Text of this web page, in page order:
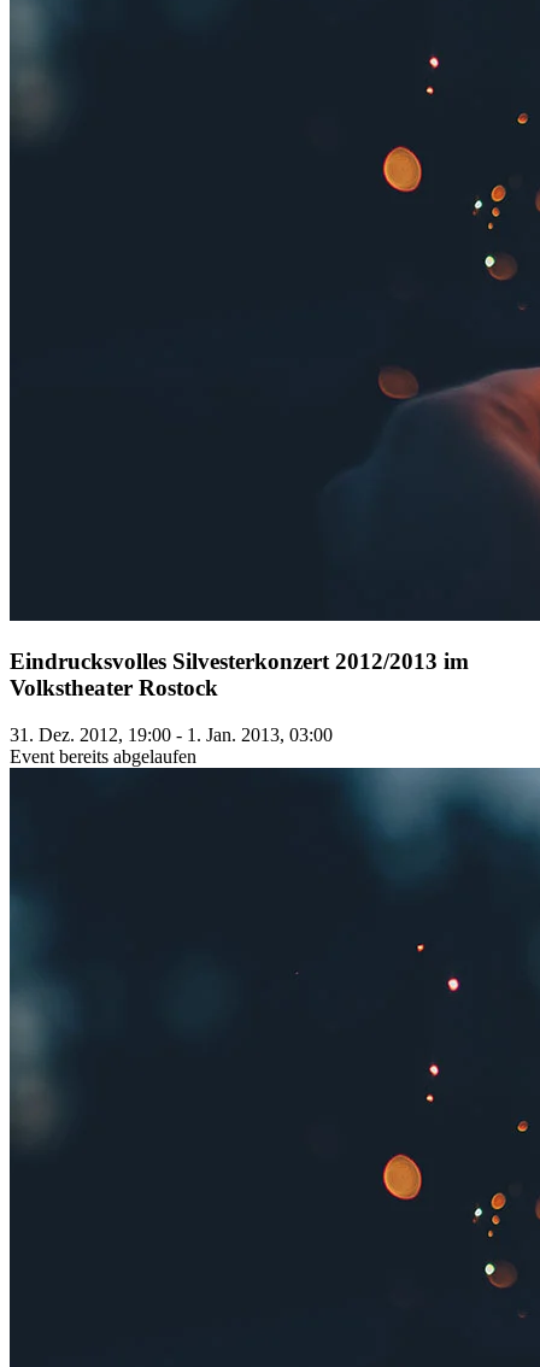
Eindrucksvolles Silvesterkonzert 2012/2013 im
Volkstheater Rostock
31. Dez. 2012, 19:00 - 1. Jan. 2013, 03:00
Event bereits abgelaufen